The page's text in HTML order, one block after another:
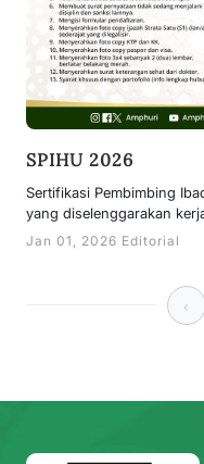
SPIHU 2026
Sertifikasi Pembimbing
yang diselenggarakan
Jan 01, 2026 Editorial
‹